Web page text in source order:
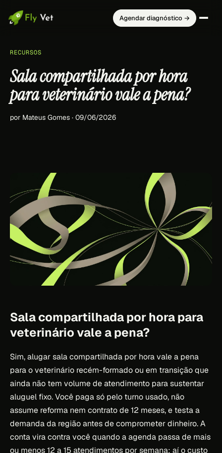
Agendar diagnóstico →
RECURSOS
Sala compartilhada por hora
para veterinário vale a pena?
por Mateus Gomes · 09/06/2026
Sala compartilhada por hora para
veterinário vale a pena?
Sim, alugar sala compartilhada por hora vale a pena
para o veterinário recém-formado ou em transição que
ainda não tem volume de atendimento para sustentar
aluguel fixo. Você paga só pelo turno usado, não
assume reforma nem contrato de 12 meses, e testa a
demanda da região antes de comprometer dinheiro. A
conta vira contra você quando a agenda passa de mais
ou menos 12 a 15 atendimentos por semana: aí o custo